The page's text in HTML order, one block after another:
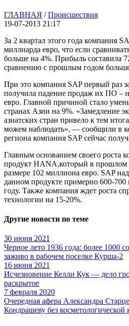
ГЛАВНАЯ /Происшествия
19-07-2013 21:17
За 2 квартал этого года компания
миллиарда евро, что если
больше на 4%. Прибыль составила
сравнению с прошлым годом
При это компания SAP первый раз
получила падение продаж их ПО –
евро. Главной причиной стало
странах Азии на 9%. «Замедление
азиатских стран привело к тем
можем наблюдать», — сообщили в
региона компания SAP сейчас
Главным основанием своего роста
продукт HANA,который в прошлом
размере 102 миллиона евро. SAP
данном продукте примерно 600-
году. Также компания ждет роста
технологии на 15-20%.
Другие новости по теме
30 июня 2021
Черное лето 1936 года: более 1000
заживо в рабочем поселке Курша-2
16 июня 2021
Исчезновение Келли Кук — дело
раскрытое
7 февраля 2020
Очередная афера Александра
Кондрашеву без